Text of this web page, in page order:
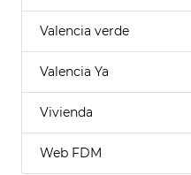
Valencia verde
Valencia Ya
Vivienda
Web FDM